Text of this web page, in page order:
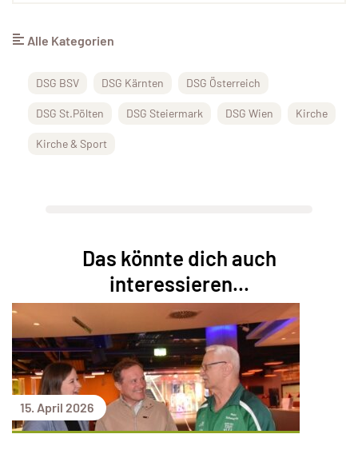
Alle Kategorien
DSG BSV DSG Kärnten DSG Österreich
DSG St.Pölten DSG Steiermark DSG Wien Kirche
Kirche & Sport
Das könnte dich auch
interessieren...
15. April 2026